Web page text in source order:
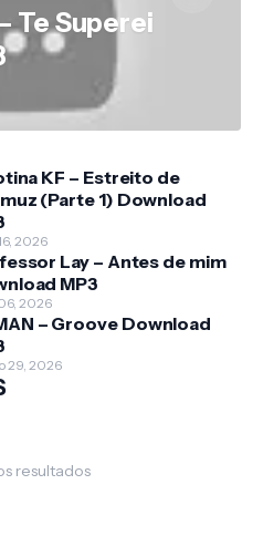
Te Superei
KF – Estreito de
(Parte 1) Download
2026
Lay – Antes de mim
MP3
2026
– Groove Download
29, 2026
resultados